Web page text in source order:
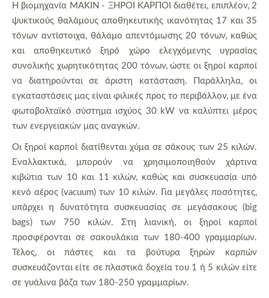
Η βιομηχανία ΜΑΚΙΝ - ΞΗΡΟΙ ΚΑΡΠΟΙ διαθέτει, επιπλέον, 2
ψυκτικούς θαλάμους αποθηκευτικής ικανότητας 17 και 35
τόνων αντίστοιχα, θάλαμο απεντόμωσης 20 τόνων, καθώς
και αποθηκευτικό ξηρό χώρο ελεγχόμενης υγρασίας
συνολικής χωρητικότητας 200 τόνων, ώστε οι ξηροί καρποί
να διατηρούνται σε άριστη κατάσταση. Παράλληλα, οι
εγκαταστάσεις μας είναι φιλικές προς το περιβάλλον, με ένα
φωτοβολταϊκό σύστημα ισχύος 30 kW να καλύπτει μέρος
των ενεργειακών μας αναγκών.
Οι ξηροί καρποί διατίθενται χύμα σε σάκους των 25 κιλών.
Εναλλακτικά, μπορούν να χρησιμοποιηθούν χάρτινα
κιβώτια των 10 και 11 κιλών, καθώς και συσκευασία υπό
κενό αέρος (vacuum) των 10 κιλών. Για μεγάλες ποσότητες,
υπάρχει η δυνατότητα συσκευασίας σε μεγάσακους (big
bags) των 750 κιλών. Στη λιανική, οι ξηροί καρποί
προσφέρονται σε σακουλάκια των 180-400 γραμμαρίων.
Τέλος, οι πάστες και τα βούτυρα ξηρών καρπών
συσκευάζονται είτε σε πλαστικά δοχεία του 1 ή 5 κιλών είτε
σε γυάλινα βάζα των 180-250 γραμμαρίων.